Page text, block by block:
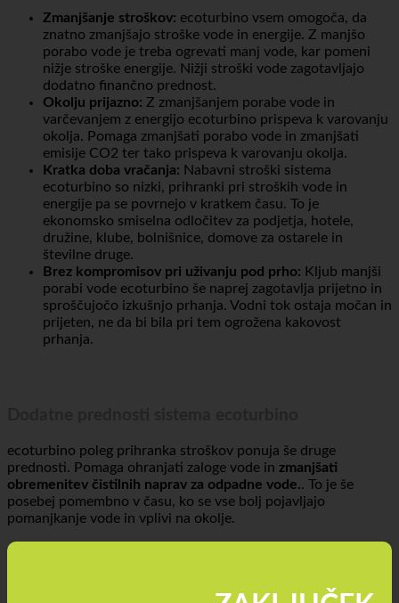
Zmanjšanje stroškov:ecoturbino vsem omogoča, da
znatno zmanjšajo stroške vode in energije. Z manjšo
porabo vode je treba ogrevati manj vode, kar pomeni
nižje stroške energije. Nižji stroški vode zagotavljajo
dodatno finančno prednost.
Okolju prijazno:Z zmanjšanjem porabe vode in
varčevanjem z energijo ecoturbino prispeva k varovanju
okolja. Pomaga zmanjšati porabo vode in zmanjšati
emisije CO2 ter tako prispeva k varovanju okolja.
Kratka doba vračanja: Nabavni stroški sistema
ecoturbino so nizki, prihranki pri stroških vode in
energije pa se povrnejo v kratkem času. To je
ekonomsko smiselna odločitev za podjetja, hotele,
družine, klube, bolnišnice, domove za ostarele in
številne druge.
Brez kompromisov pri uživanju pod prho:Kljub manjši
porabi vode ecoturbino še naprej zagotavlja prijetno in
sproščujočo izkušnjo prhanja. Vodni tok ostaja močan in
prijeten, ne da bi bila pri tem ogrožena kakovost
ecoturbino poleg prihranka stroškov ponuja še druge
prednosti. Pomaga ohranjati zaloge vode inzmanjšati
obremenitev čistilnih naprav za odpadne vode.. To je še
posebej pomembno v času, ko se vse bolj pojavljajo
pomanjkanje vode in vplivi na okolje.